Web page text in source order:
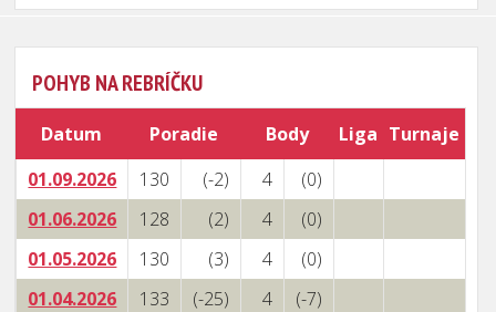
POHYB NA REBRÍČKU
Datum Poradie Body Liga Turnaje
01.09.2026
130 (-2) 4
(0)
01.06.2026
128 (2) 4
(0)
01.05.2026
130 (3) 4
(0)
01.04.2026
133 (-25) 4
(-7)